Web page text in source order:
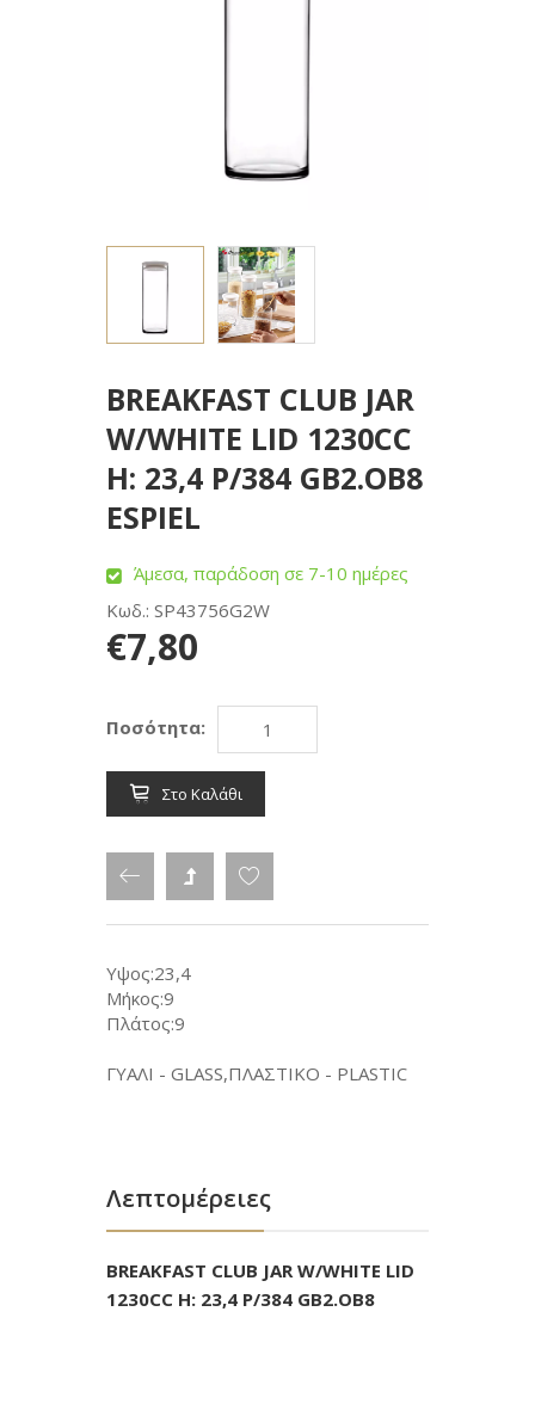
BREAKFAST CLUB JAR
W/WHITE LID 1230CC
H: 23,4 P/384 GB2.OB8
ESPIEL
Άμεσα, παράδοση σε 7-10 ημέρες
Κωδ.: SP43756G2W
€7,80
Ποσότητα:
Στο Καλάθι
Υψος:23,4
Μήκος:9
Πλάτος:9
ΓΥΑΛΙ - GLASS,ΠΛΑΣΤΙΚΟ - PLASTIC
Λεπτομέρειες
BREAKFAST CLUB JAR W/WHITE LID
1230CC H: 23,4 P/384 GB2.OB8